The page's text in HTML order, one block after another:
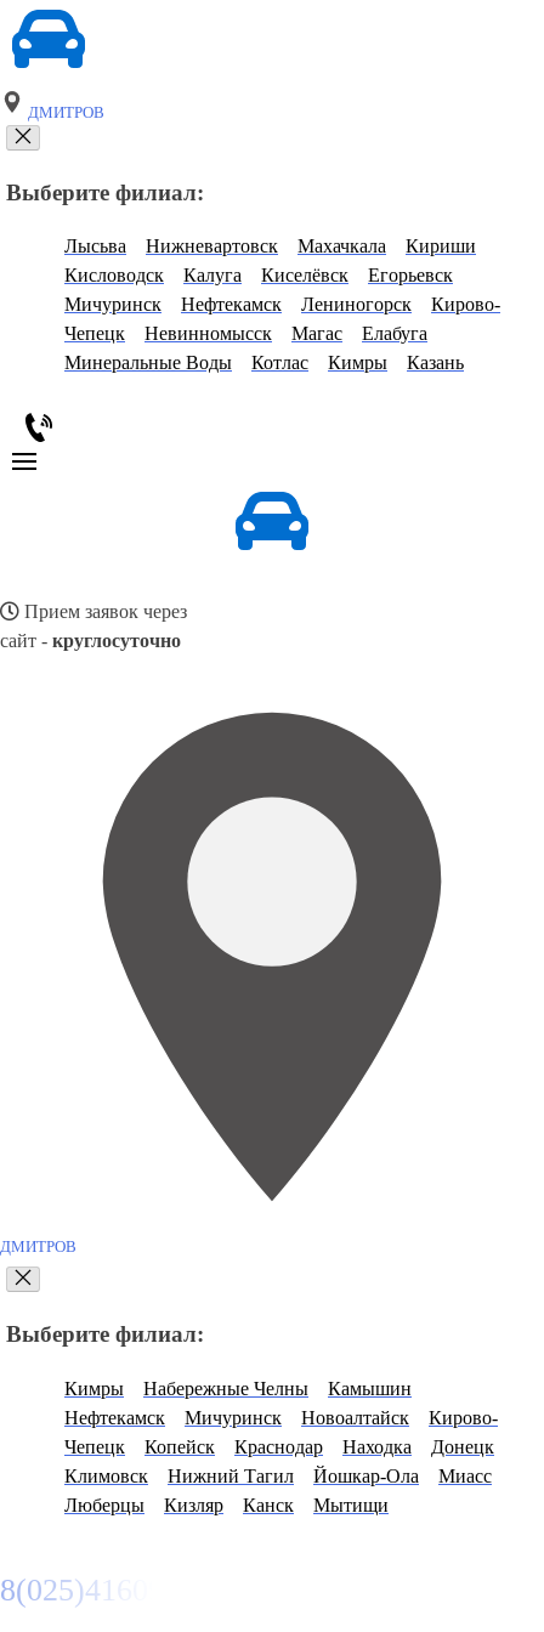
ДМИТРОВ
Выберите филиал:
Лысьва Нижневартовск Махачкала
Кириши
Кисловодск
Калуга Киселёвск
Егорьевск
Мичуринск
Нефтекамск Лениногорск
Кирово-
Чепецк
Невинномысск Магас
Елабуга
Минеральные Воды
Котлас Кимры Казань
Прием заявок через
сайт - круглосуточно
ДМИТРОВ
Выберите филиал:
Кимры Набережные Челны
Камышин
Нефтекамск
Мичуринск Новоалтайск
Кирово-
Чепецк
Копейск Краснодар Находка
Донецк
Климовск
Нижний Тагил Йошкар-Ола
Миасс
Люберцы
Кизляр Канск Мытищи
8(025)4160950